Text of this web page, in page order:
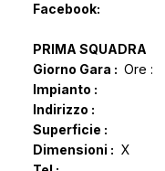
Facebook:
PRIMA SQUADRA
Giorno Gara : Ore :
Impianto :
Indirizzo :
Superficie :
Dimensioni : X